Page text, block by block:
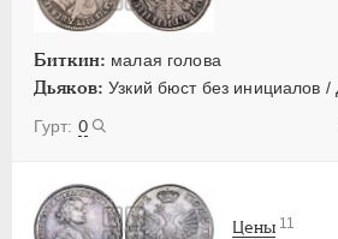
Биткин: малая голова
Дьяков: Узкий бюст без инициалов
0
Цены 11